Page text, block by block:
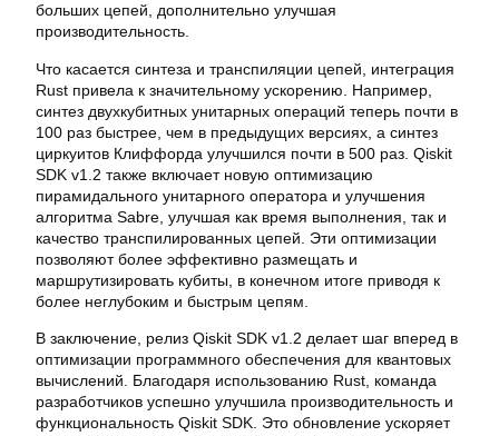
больших цепей, дополнительно улучшая
производительность.
Что касается синтеза и транспиляции цепей, интеграция
Rust привела к значительному ускорению. Например,
синтез двухкубитных унитарных операций теперь почти в
100 раз быстрее, чем в предыдущих версиях, а синтез
циркуитов Клиффорда улучшился почти в 500 раз. Qiskit
SDK v1.2 также включает новую оптимизацию
пирамидального унитарного оператора и улучшения
алгоритма Sabre, улучшая как время выполнения, так и
качество транспилированных цепей. Эти оптимизации
позволяют более эффективно размещать и
маршрутизировать кубиты, в конечном итоге приводя к
более неглубоким и быстрым цепям.
В заключение, релиз Qiskit SDK v1.2 делает шаг вперед в
оптимизации программного обеспечения для квантовых
вычислений. Благодаря использованию Rust, команда
разработчиков успешно улучшила производительность и
функциональность Qiskit SDK. Это обновление ускоряет